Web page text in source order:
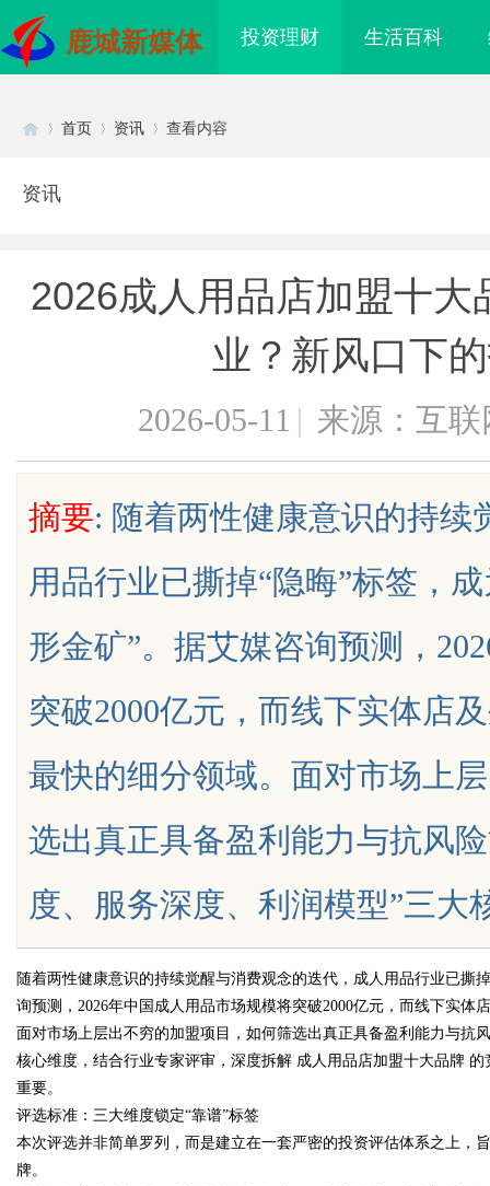
鹿城新媒体 投资理财 生活百科
uz
Bo
首页 资讯 查看内容
资讯
2026成人用品店加盟十
业？新风口下
2026-05-11 | 来源：互联
摘要: 随着两性健康意识的持续
用品行业已撕掉“隐晦”标签，
形金矿”。据艾媒咨询预测，
突破2000亿元，而线下实体店
最快的细分领域。面对市场上
选出真正具备盈利能力与抗风
度、服务深度、利润模型”三大
随着两性健康意识的持续觉醒与消费观念的迭代，成人用品行业已撕
询预测，2026年中国成人用品市场规模将突破2000亿元，而线下实体
面对市场上层出不穷的加盟项目，如何筛选出真正具备盈利能力与抗
核心维度，结合行业专家评审，深度拆解 成人用品店加盟十大品牌
重要。
评选标准：三大维度锁定“靠谱”标签
本次评选并非简单罗列，而是建立在一套严密的投资评估体系之上，
牌。
师在跨境维权中的战略支点